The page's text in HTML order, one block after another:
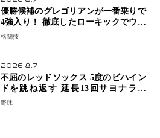
優勝候補のグレゴリアンが一番乗りで
4強入り！ 徹底したローキックでウス
ビャンを攻略、判定勝利
格闘技
2026.8.7
不屈のレッドソックス 5度のビハイン
ドを跳ね返す 延長13回サヨナラ勝
ち 吉田正尚選手も2安打1打点で貢献 4
野球